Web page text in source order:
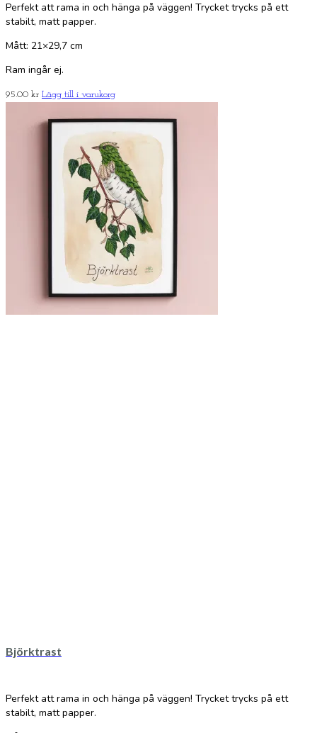
Perfekt att rama in och hänga på väggen! Trycket trycks på ett
stabilt, matt papper.
Mått: 21×29,7 cm
Ram ingår ej.
95.00 kr Lägg till i varukorg
Björktrast
Perfekt att rama in och hänga på väggen! Trycket trycks på ett
stabilt, matt papper.